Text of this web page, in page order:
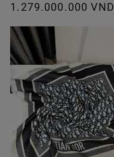
Giá
thường
1.279.000.000 VND